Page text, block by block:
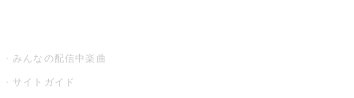
みんなの配信中楽曲
サイトガイド